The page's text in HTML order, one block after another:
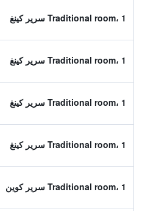
Traditional room، 1 سرير كينغ
Traditional room، 1 سرير كينغ
Traditional room، 1 سرير كينغ
Traditional room، 1 سرير كينغ
Traditional room، 1 سرير كوين